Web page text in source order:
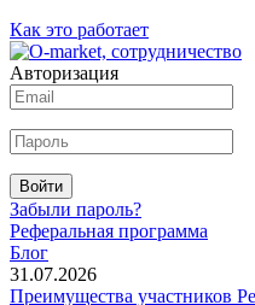
Как это работает
Авторизация
Войти
Забыли пароль?
Реферальная программа
Блог
31.07.2026
Преимущества участников